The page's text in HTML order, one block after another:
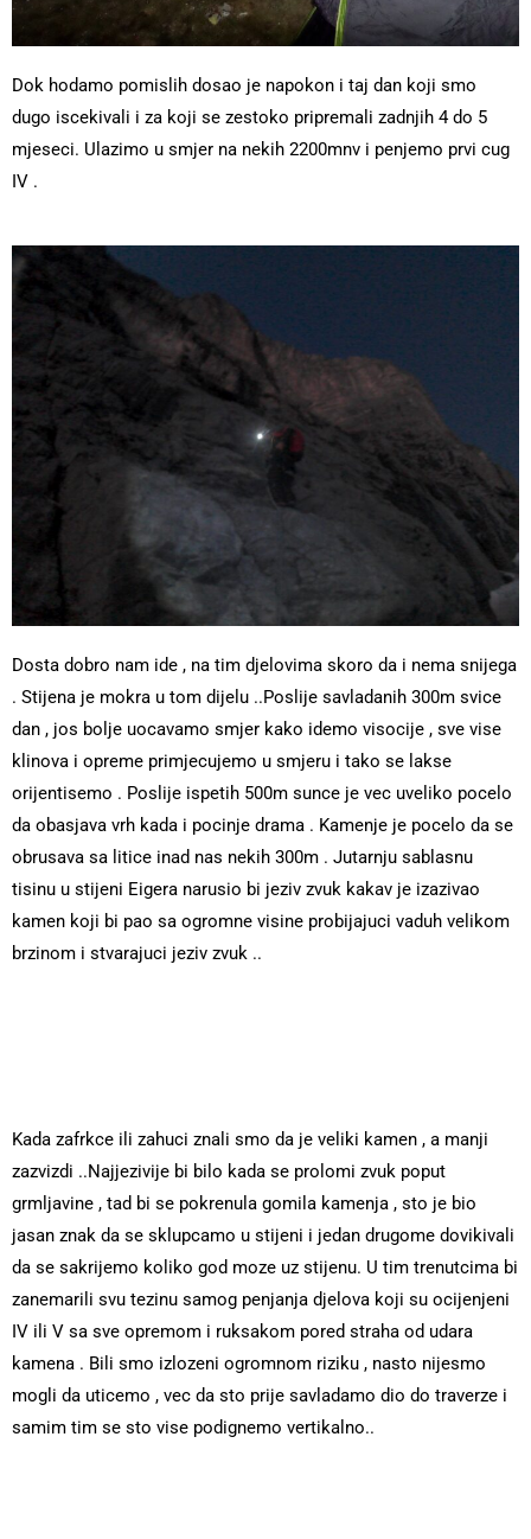
Dok hodamo pomislih dosao je napokon i taj dan koji smo
dugo iscekivali i za koji se zestoko pripremali zadnjih 4 do 5
mjeseci. Ulazimo u smjer na nekih 2200mnv i penjemo prvi cug
IV .
Dosta dobro nam ide , na tim djelovima skoro da i nema snijega
. Stijena je mokra u tom dijelu ..Poslije savladanih 300m svice
dan , jos bolje uocavamo smjer kako idemo visocije , sve vise
klinova i opreme primjecujemo u smjeru i tako se lakse
orijentisemo . Poslije ispetih 500m sunce je vec uveliko pocelo
da obasjava vrh kada i pocinje drama . Kamenje je pocelo da se
obrusava sa litice inad nas nekih 300m . Jutarnju sablasnu
tisinu u stijeni Eigera narusio bi jeziv zvuk kakav je izazivao
kamen koji bi pao sa ogromne visine probijajuci vaduh velikom
brzinom i stvarajuci jeziv zvuk ..
Kada zafrkce ili zahuci znali smo da je veliki kamen , a manji
zazvizdi ..Najjezivije bi bilo kada se prolomi zvuk poput
grmljavine , tad bi se pokrenula gomila kamenja , sto je bio
jasan znak da se sklupcamo u stijeni i jedan drugome dovikivali
da se sakrijemo koliko god moze uz stijenu. U tim trenutcima bi
zanemarili svu tezinu samog penjanja djelova koji su ocijenjeni
IV ili V sa sve opremom i ruksakom pored straha od udara
kamena . Bili smo izlozeni ogromnom riziku , nasto nijesmo
mogli da uticemo , vec da sto prije savladamo dio do traverze i
samim tim se sto vise podignemo vertikalno..